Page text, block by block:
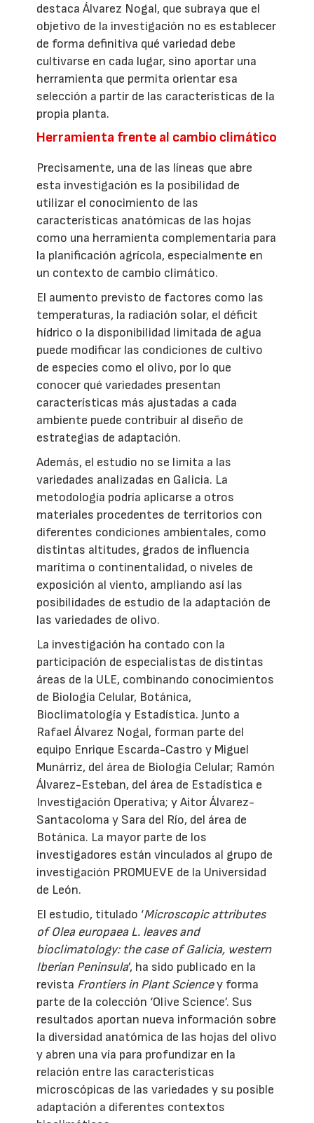
destaca Álvarez Nogal, que subraya que el
objetivo de la investigación no es establecer
de forma definitiva qué variedad debe
cultivarse en cada lugar, sino aportar una
herramienta que permita orientar esa
selección a partir de las características de la
propia planta.
Herramienta frente al cambio climático
Precisamente, una de las líneas que abre
esta investigación es la posibilidad de
utilizar el conocimiento de las
características anatómicas de las hojas
como una herramienta complementaria para
la planificación agrícola, especialmente en
un contexto de cambio climático.
El aumento previsto de factores como las
temperaturas, la radiación solar, el déficit
hídrico o la disponibilidad limitada de agua
puede modificar las condiciones de cultivo
de especies como el olivo, por lo que
conocer qué variedades presentan
características más ajustadas a cada
ambiente puede contribuir al diseño de
estrategias de adaptación.
Además, el estudio no se limita a las
variedades analizadas en Galicia. La
metodología podría aplicarse a otros
materiales procedentes de territorios con
diferentes condiciones ambientales, como
distintas altitudes, grados de influencia
marítima o continentalidad, o niveles de
exposición al viento, ampliando así las
posibilidades de estudio de la adaptación de
las variedades de olivo.
La investigación ha contado con la
participación de especialistas de distintas
áreas de la ULE, combinando conocimientos
de Biología Celular, Botánica,
Bioclimatología y Estadística. Junto a
Rafael Álvarez Nogal, forman parte del
equipo Enrique Escarda-Castro y Miguel
Munárriz, del área de Biología Celular; Ramón
Álvarez-Esteban, del área de Estadística e
Investigación Operativa; y Aitor Álvarez-
Santacoloma y Sara del Río, del área de
Botánica. La mayor parte de los
investigadores están vinculados al grupo de
investigación PROMUEVE de la Universidad
de León.
El estudio, titulado ‘Microscopic attributes
of Olea europaea L. leaves and
bioclimatology: the case of Galicia, western
Iberian Peninsula’, ha sido publicado en la
revista Frontiers in Plant Sciencey forma
parte de la colección ‘Olive Science’. Sus
resultados aportan nueva información sobre
la diversidad anatómica de las hojas del olivo
y abren una vía para profundizar en la
relación entre las características
microscópicas de las variedades y su posible
adaptación a diferentes contextos